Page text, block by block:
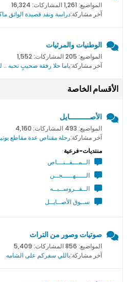
المواضيع: 1,261 المشاركات: 16,324
آخر مشاركة:دراسة ونقد قصيدة الواثق
الوطنيات والمرثيات
المواضيع: 205 المشاركات: 1,552
آخر مشاركة:ياما حلا رفقة صحيبٍ تحبه
الأقسام الخاصة
الأصــــــــــايل
المواضيع: 493 المشاركات: 4,160
آخر مشاركة:رحلة مقناص عدة مقاطع
منتديات-فرعية
الــمـــقــنـــاص
الـــــهـــــجــن
الــفــروســيــه
ســوق الأصــايــل
صوتيات وصور من التراث
المواضيع: 856 المشاركات: 5,409
آخر مشاركة:ياللي سفركم على الشامه